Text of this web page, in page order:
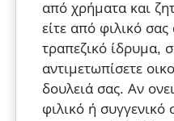
από χρήματα και
είτε από φιλικό
τραπεζικό ίδρυμα,
αντιμετωπίσετε
δουλειά σας. Αν
φιλικό ή